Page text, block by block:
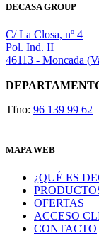
pueden
en
página
DECASA GROUP
C/ La Closa, nº 4
Pol. Ind. II
46113 - Moncada
Tfno: 96 139 99 62
MAPA WEB
¿QUÉ ES
OFERTAS
ACCESO
CONTACTO